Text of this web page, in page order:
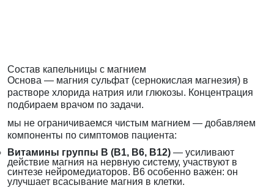
Состав капельницы с магнием
Основа — магния сульфат (сернокислая магнезия) в
растворе хлорида натрия или глюкозы. Концентрация
подбираем врачом по задачи.
мы не ограничиваемся чистым магнием — добавляем
компоненты по симптомов пациента:
Витамины группы B (B1, B6, B12) — усиливают
действие магния на нервную систему, участвуют в
синтезе нейромедиаторов. B6 особенно важен: он
улучшает всасывание магния в клетки.